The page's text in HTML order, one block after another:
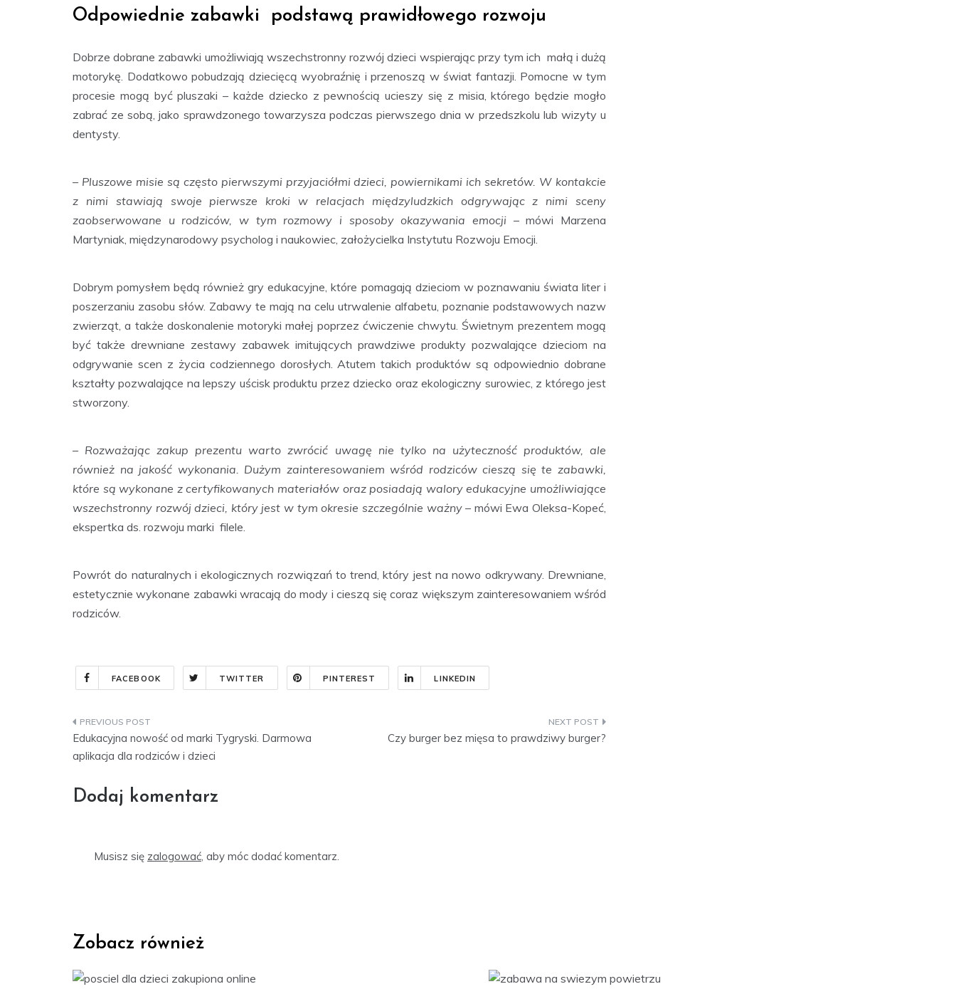
Odpowiednie zabawki podstawą prawidłowego rozwoju
Dobrze dobrane zabawki umożliwiają wszechstronny rozwój dzieci wspierając przy tym ich małą i dużą
motorykę. Dodatkowo pobudzają dziecięcą wyobraźnię i przenoszą w świat fantazji. Pomocne w tym
procesie mogą być pluszaki – każde dziecko z pewnością ucieszy się z misia, którego będzie mogło
zabrać ze sobą, jako sprawdzonego towarzysza podczas pierwszego dnia w przedszkolu lub wizyty u
dentysty.
– Pluszowe misie są często pierwszymi przyjaciółmi dzieci, powiernikami ich sekretów. W kontakcie
z nimi stawiają swoje pierwsze kroki w relacjach międzyludzkich odgrywając z nimi sceny
zaobserwowane u rodziców, w tym rozmowy i sposoby okazywania emocji – mówi Marzena
Martyniak, międzynarodowy psycholog i naukowiec, założycielka Instytutu Rozwoju Emocji.
Dobrym pomysłem będą również gry edukacyjne, które pomagają dzieciom w poznawaniu świata liter i
poszerzaniu zasobu słów. Zabawy te mają na celu utrwalenie alfabetu, poznanie podstawowych nazw
zwierząt, a także doskonalenie motoryki małej poprzez ćwiczenie chwytu. Świetnym prezentem mogą
być także drewniane zestawy zabawek imitujących prawdziwe produkty pozwalające dzieciom na
odgrywanie scen z życia codziennego dorosłych. Atutem takich produktów są odpowiednio dobrane
kształty pozwalające na lepszy uścisk produktu przez dziecko oraz ekologiczny surowiec, z którego jest
stworzony.
– Rozważając zakup prezentu warto zwrócić uwagę nie tylko na użyteczność produktów, ale
również na jakość wykonania. Dużym zainteresowaniem wśród rodziców cieszą się te zabawki,
które są wykonane z certyfikowanych materiałów oraz posiadają walory edukacyjne umożliwiające
wszechstronny rozwój dzieci, który jest w tym okresie szczególnie ważny– mówi Ewa Oleksa-Kopeć,
ekspertka ds. rozwoju marki filele.
Powrót do naturalnych i ekologicznych rozwiązań to trend, który jest na nowo odkrywany. Drewniane,
estetycznie wykonane zabawki wracają do mody i cieszą się coraz większym zainteresowaniem wśród
rodziców.
FACEBOOK TWITTER PINTEREST LINKEDIN
Nawigacja
wpisu
Edukacyjna nowość od marki Tygryski. Darmowa
aplikacja dla rodziców i dzieci
Czy burger bez mięsa to prawdziwy burger?
Dodaj komentarz
Musisz się zalogować, aby móc dodać komentarz.
Zobacz również